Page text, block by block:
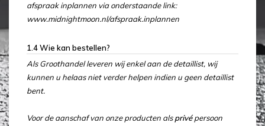
afspraak inplannen via onderstaande link:
www.midnightmoon.nl/afspraak.inplannen
1.4 Wie kan bestellen?
Als Groothandel leveren wij enkel aan de detaillist, wij
kunnen u helaas niet verder helpen indien u geen detaillist
bent.
Voor de aanschaf van onze producten alsprivépersoon